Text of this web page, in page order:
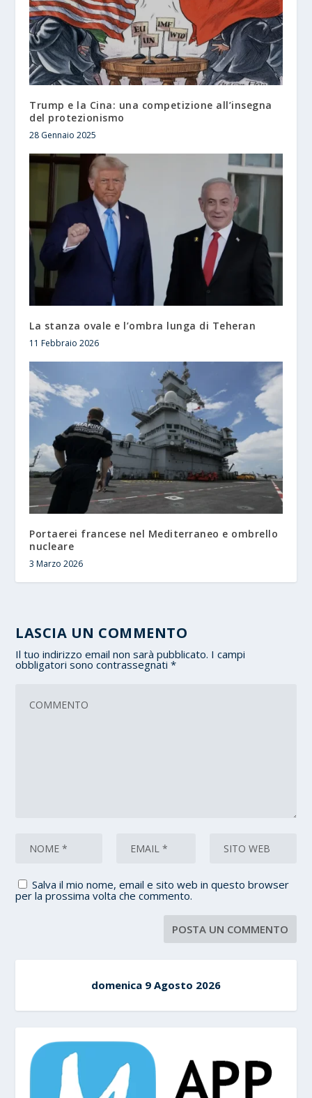
Trump e la Cina: una competizione all’insegna
del protezionismo
28 Gennaio 2025
La stanza ovale e l’ombra lunga di Teheran
11 Febbraio 2026
Portaerei francese nel Mediterraneo e ombrello
nucleare
3 Marzo 2026
LASCIA UN COMMENTO
Il tuo indirizzo email non sarà pubblicato. I campi
obbligatori sono contrassegnati*
Salva il mio nome, email e sito web in questo browser
per la prossima volta che commento.
domenica 9 Agosto 2026